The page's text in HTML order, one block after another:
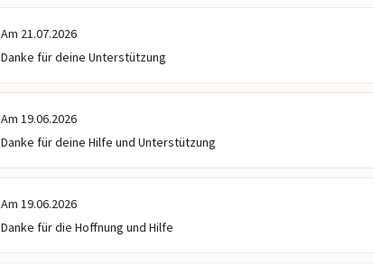
Am 21.07.2026
Danke für deine Unterstützung
Am 19.06.2026
Danke für deine Hilfe und Unterstützung
Am 19.06.2026
Danke für die Hoffnung und Hilfe